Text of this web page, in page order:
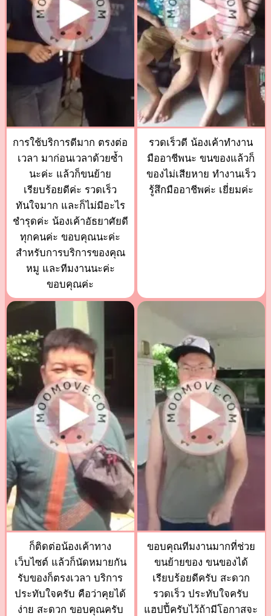
การใช้บริการดีมาก ตรงต่อ
เวลา มาก่อนเวลาด้วยซ้ำ
นะค่ะ แล้วก็ขนย้าย
เรียบร้อยดีค่ะ รวดเร็ว
ทันใจมาก และก็ไม่มีอะไร
ชำรุดค่ะ น้องเค้าอัธยาศัยดี
ทุกคนค่ะ ขอบคุณนะค่ะ
สำหรับการบริการของคุณ
หมู และทีมงานนะค่ะ
ขอบคุณค่ะ
รวดเร็วดี น้องเค้าทำงาน
มืออาชีพนะ ขนของแล้วก็
ของไม่เสียหาย ทำงานเร็ว
รู้สึกมืออาชีพค่ะ เยี่ยมค่ะ
ก็ติดต่อน้องเค้าทาง
เว็บไซต์ แล้วก็นัดหมายกัน
รับของก็ตรงเวลา บริการ
ประทับใจครับ คือว่าคุยได้
ง่าย สะดวก ขอบคุณครับ
ขอบคุณทีมงานมากที่ช่วย
ขนย้ายของ ขนของได้
เรียบร้อยดีครับ สะดวก
รวดเร็ว ประทับใจครับ
แฮปปี้ครับไว้ถ้ามีโอกาสจะ